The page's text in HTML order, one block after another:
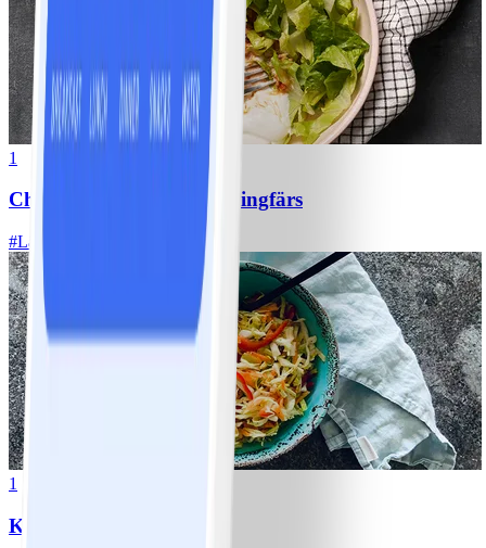
1
Chili con carne med kycklingfärs
#Lätt
1
Klassisk vitkålssallad